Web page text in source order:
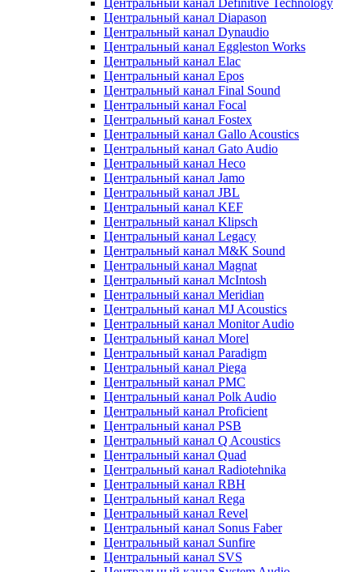
Центральный канал Definitive Technology
Центральный канал Diapason
Центральный канал Dynaudio
Центральный канал Eggleston Works
Центральный канал Elac
Центральный канал Epos
Центральный канал Final Sound
Центральный канал Focal
Центральный канал Fostex
Центральный канал Gallo Acoustics
Центральный канал Gato Audio
Центральный канал Heco
Центральный канал Jamo
Центральный канал JBL
Центральный канал KEF
Центральный канал Klipsch
Центральный канал Legacy
Центральный канал M&K Sound
Центральный канал Magnat
Центральный канал McIntosh
Центральный канал Meridian
Центральный канал MJ Acoustics
Центральный канал Monitor Audio
Центральный канал Morel
Центральный канал Paradigm
Центральный канал Piega
Центральный канал PMC
Центральный канал Polk Audio
Центральный канал Proficient
Центральный канал PSB
Центральный канал Q Acoustics
Центральный канал Quad
Центральный канал Radiotehnika
Центральный канал RBH
Центральный канал Rega
Центральный канал Revel
Центральный канал Sonus Faber
Центральный канал Sunfire
Центральный канал SVS